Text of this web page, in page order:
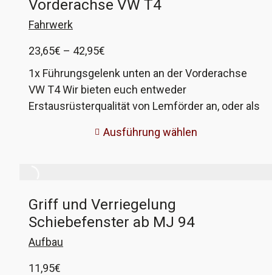
Vorderachse VW T4
Fahrwerk
23,65€ – 42,95€
23,65€
42,95€
1x Führungsgelenk unten an der Vorderachse
VW T4 Wir bieten euch entweder
Erstausrüsterqualität von Lemförder an, oder als
Die jeweils benötigten Schrauben sind immer
Ausführung wählen
Griff und Verriegelung
Schiebefenster ab MJ 94
Aufbau
11,95€